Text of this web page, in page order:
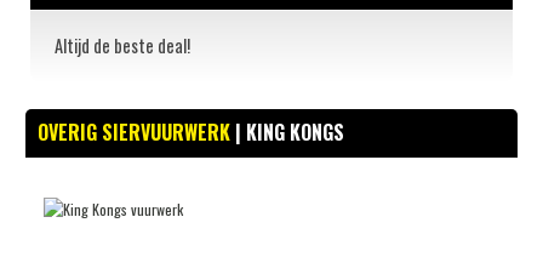
Altijd de beste deal!
OVERIG SIERVUURWERK | KING KONGS